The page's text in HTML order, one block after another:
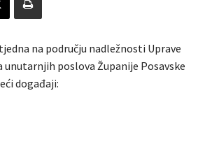
na području nadležnosti Uprave
poslova Županije Posavske
događaji: